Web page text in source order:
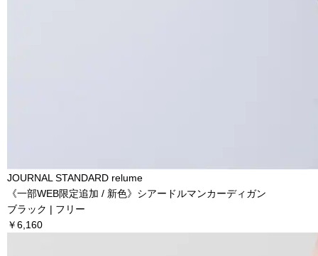
JOURNAL STANDARD relume
《一部WEB限定追加 / 新色》シアードルマンカーディガン
ブラック | フリー
￥6,160